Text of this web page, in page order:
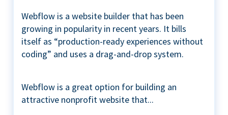
Webflow is a website builder that has been
growing in popularity in recent years. It bills
itself as “production-ready experiences without
coding” and uses a drag-and-drop system.
Webflow is a great option for building an
attractive nonprofit website that...